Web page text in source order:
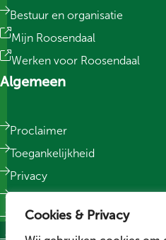
Cookies & Privacy
Bestuur en organisatie
Mijn Roosendaal
Werken voor Roosendaal
Algemeen
Proclaimer
Toegankelijkheid
Privacy
Sitemap